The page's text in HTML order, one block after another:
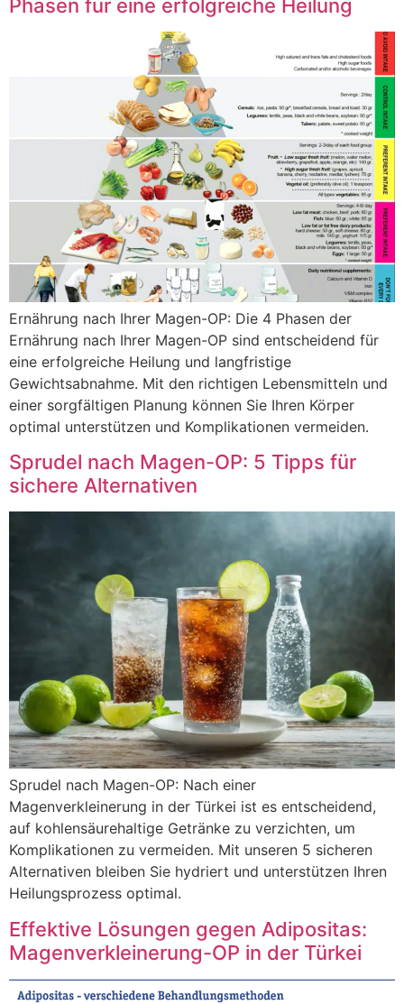
Phasen für eine erfolgreiche Heilung
Ernährung nach Ihrer Magen-OP: Die 4 Phasen der
Ernährung nach Ihrer Magen-OP sind entscheidend für
eine erfolgreiche Heilung und langfristige
Gewichtsabnahme. Mit den richtigen Lebensmitteln und
einer sorgfältigen Planung können Sie Ihren Körper
optimal unterstützen und Komplikationen vermeiden.
Sprudel nach Magen-OP: 5 Tipps für
sichere Alternativen
Sprudel nach Magen-OP: Nach einer
Magenverkleinerung in der Türkei ist es entscheidend,
auf kohlensäurehaltige Getränke zu verzichten, um
Komplikationen zu vermeiden. Mit unseren 5 sicheren
Alternativen bleiben Sie hydriert und unterstützen Ihren
Heilungsprozess optimal.
Effektive Lösungen gegen Adipositas:
Magenverkleinerung-OP in der Türkei